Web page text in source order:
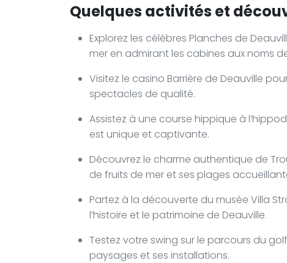
Quelques activités et
Explorez les célèbres Planches de
mer en admirant les cabines aux noms
Visitez le casino Barrière de Deauville
spectacles de qualité.
Assistez à une course hippique à
est unique et captivante.
Découvrez le charme authentique de
de fruits de mer et ses plages
Partez à la découverte du musée Villa
l’histoire et le patrimoine de Deauville.
Testez votre swing sur le parcours du
paysages et ses installations.